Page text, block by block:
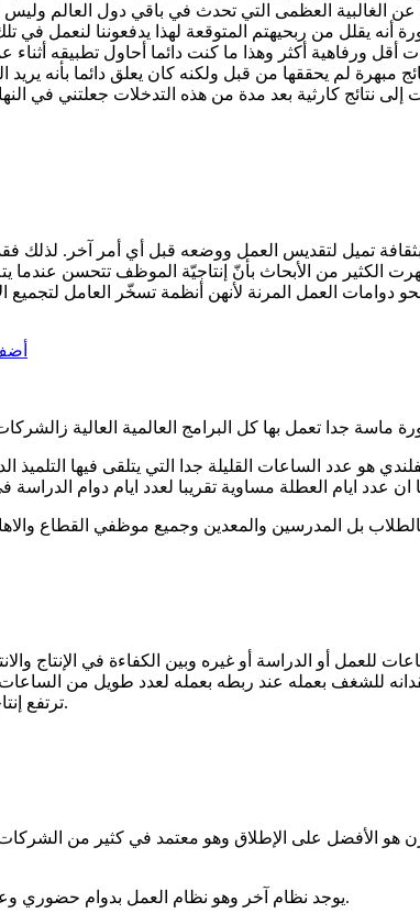
عن الغالبية العظمى التي تحدث في باقي دول
أنه يقلل من ربحيهتم المتوقعة لهذا يدفعوننا لنعمل
أقل ورفاهية أكثر وهذا ما كنت دائما أحاول تطبيقه
مبهرة لم يحققها من قبل ولكنه كان يعلق دائما بأنه
نتائج كارثية بعد مدة من هذه التدخلات جعلتني في
بثقافة تميل لتقديس العمل ووضعه قبل أي أمر آخر.
الكثير من الأبحاث بأنّ إنتاجيّة الموظف تتحسن عندما
للعمل أو الدراسة أو غيره وبين الكفاءة في الإنتاج
للشغف بعمله عند ربطه بعمله لعدد طويل من
ترتفع إنتاجية موظّفيها نتيجة امتلاكهم لوقت فراغ أكبر وهو ما يزيد من تركيزهم في أوقات العمل.
هو الأفضل على الإطلاق وهو معتمد في كثير من
يوجد نظام آخر وهو نظام العمل بدوام حضوري وعن بعد وذلك من خلال الدمج بينهما، هذا النظام كان له أثر كبير خاصة في فترة كوفيد 19.